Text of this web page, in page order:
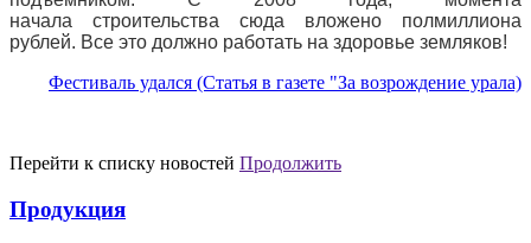
начала строительства сюда вложено полмиллиона
рублей. Все это должно работать на здоровье земляков!
Фестиваль удался (Статья в газете "За возрождение урала)
Перейти к списку новостей Продолжить
Продукция